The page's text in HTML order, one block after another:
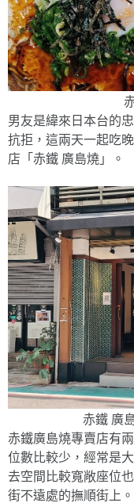
男友是緯來日本台的
抗拒，這兩天一起吃
店「赤鐵 廣島燒」。
赤鐵 廣
赤鐵廣島燒專賣店有
位數比較少，經常是
去空間比較寬敞座位
街不遠處的撫順街上。